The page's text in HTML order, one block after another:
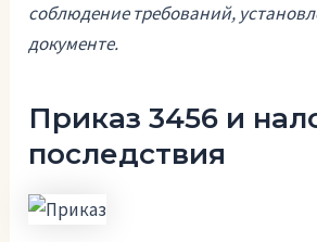
соблюдение требований,
документе.
Приказ 3456 и
последствия